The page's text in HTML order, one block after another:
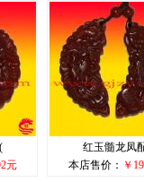
元
红玉髓龙凤
本店售价： ￥